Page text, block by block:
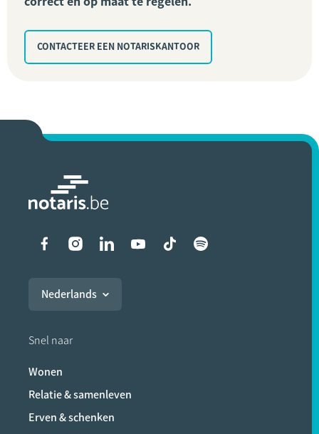
CONTACTEER EEN NOTARISKANTOOR
Liens vers les réseaux
Nederlands
Snel naar
Wonen
Relatie & samenleven
Erven & schenken